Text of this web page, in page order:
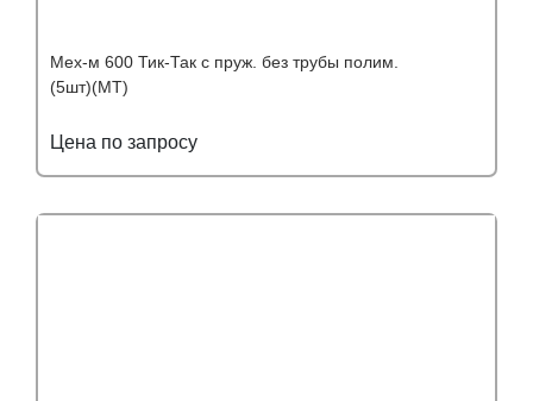
Мех-м 600 Тик-Так с пруж. без трубы полим.
(5шт)(МТ)
Цена по запросу